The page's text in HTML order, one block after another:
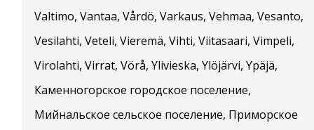
Valtimo, Vantaa, Vårdö, Varkaus, Vehmaa, Vesanto,
Vesilahti, Veteli, Vieremä, Vihti, Viitasaari, Vimpeli,
Virolahti, Virrat, Vörå, Ylivieska, Ylöjärvi, Ypäjä,
Каменногорское городское поселение,
Мийнальское сельское поселение, Приморское